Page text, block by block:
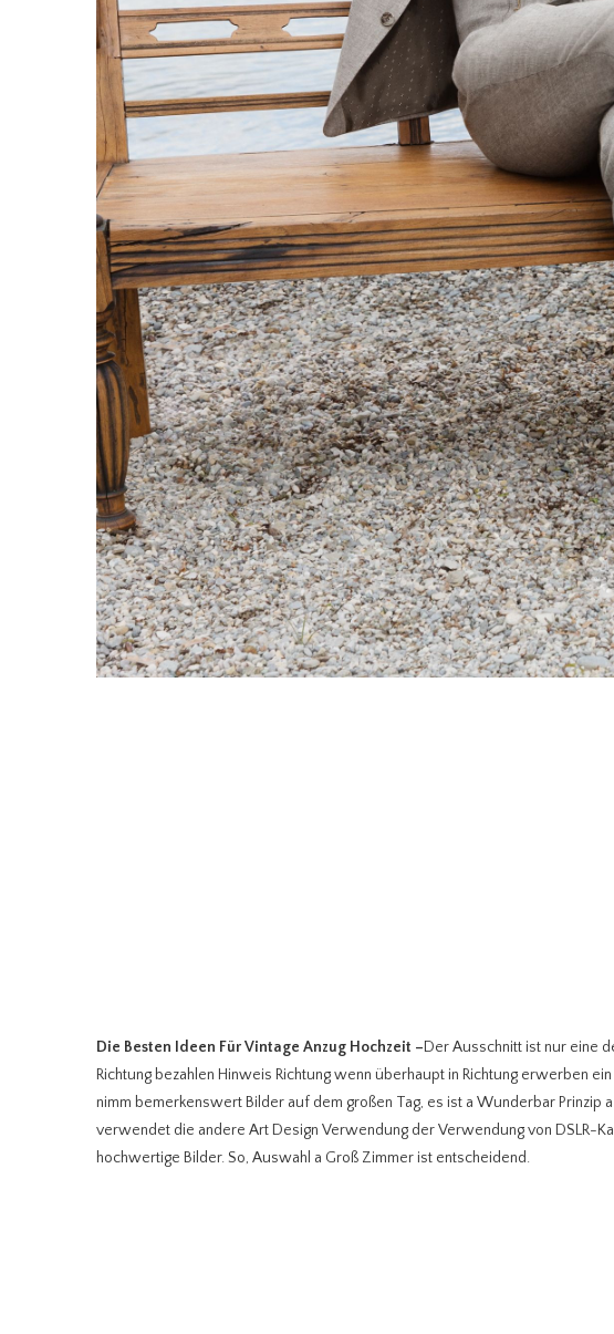
Die Besten Ideen Für Vintage Anzug Hochzeit –Der Ausschnitt ist nur eine
Richtung bezahlen Hinweis Richtung wenn überhaupt in Richtung erwerben
nimm bemerkenswert Bilder auf dem großen Tag, es ist a Wunderbar Prinzip
verwendet die andere Art Design Verwendung der Verwendung von DSLR-
hochwertige Bilder. So, Auswahl a Groß Zimmer ist entscheidend.